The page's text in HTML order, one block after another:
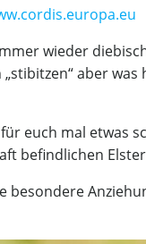
wieder
aber
euch mal etwas
befindlichen